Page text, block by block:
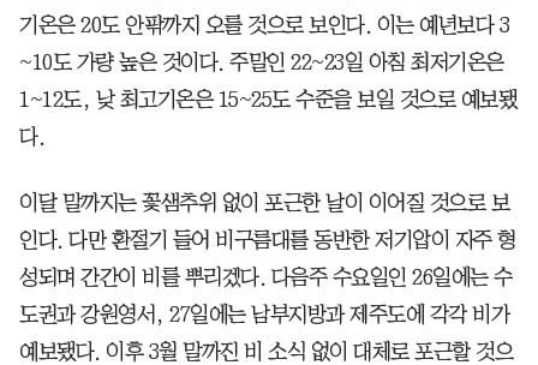
기온은 20도 안팎까지 오를 것으로 보인다. 이는 예년보다 3
~10도 가량 높은 것이다. 주말인 22~23일 아침 최저기온은
1~12도, 낮 최고기온은 15~25도 수준을 보일 것으로 예보됐
다.
이달 말까지는 꽃샘추위 없이 포근한 날이 이어질 것으로 보
인다. 다만 환절기 들어 비구름대를 동반한 저기압이 자주 형
성되며 간간이 비를 뿌리겠다. 다음주 수요일인 26일에는 수
도권과 강원영서, 27일에는 남부지방과 제주도에 각각 비가
예보됐다. 이후 3월 말까진 비 소식 없이 대체로 포근할 것으